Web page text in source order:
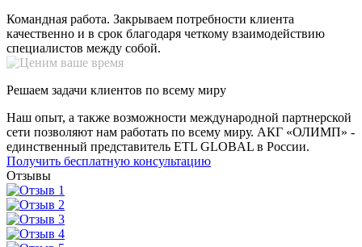
Командная работа. Закрываем потребности клиента
качественно и в срок благодаря четкому взаимодействию
специалистов между собой.
Решаем задачи клиентов по всему миру
Наш опыт, а также возможности международной партнерской
сети позволяют нам работать по всему миру. АКГ «ОЛИМП» -
единственный представитель ETL GLOBAL в России.
Получить бесплатную консультацию
Отзывы